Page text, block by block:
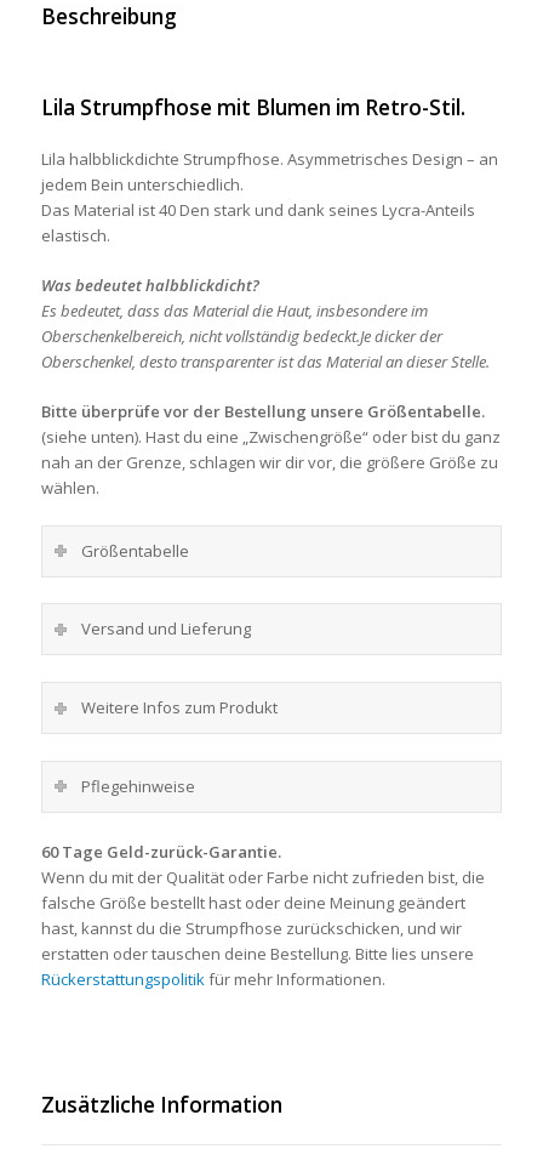
Beschreibung
Lila Strumpfhose mit Blumen im Retro-Stil.
Lila halbblickdichte Strumpfhose. Asymmetrisches Design – an
jedem Bein unterschiedlich.
Das Material ist 40 Den stark und dank seines Lycra-Anteils
elastisch.
Was bedeutet halbblickdicht?
Es bedeutet, dass das Material die Haut, insbesondere im
Oberschenkelbereich, nicht vollständig bedeckt.Je dicker der
Oberschenkel, desto transparenter ist das Material an dieser Stelle.
Bitte überprüfe vor der Bestellung unsere Größentabelle.
(siehe unten). Hast du eine „Zwischengröße“ oder bist du ganz
nah an der Grenze, schlagen wir dir vor, die größere Größe zu
wählen.
Größentabelle
Versand und Lieferung
Weitere Infos zum Produkt
Pflegehinweise
60 Tage Geld-zurück-Garantie.
Wenn du mit der Qualität oder Farbe nicht zufrieden bist, die
falsche Größe bestellt hast oder deine Meinung geändert
hast, kannst du die Strumpfhose zurückschicken, und wir
erstatten oder tauschen deine Bestellung. Bitte lies unsere
Rückerstattungspolitikfür mehr Informationen.
Zusätzliche Information